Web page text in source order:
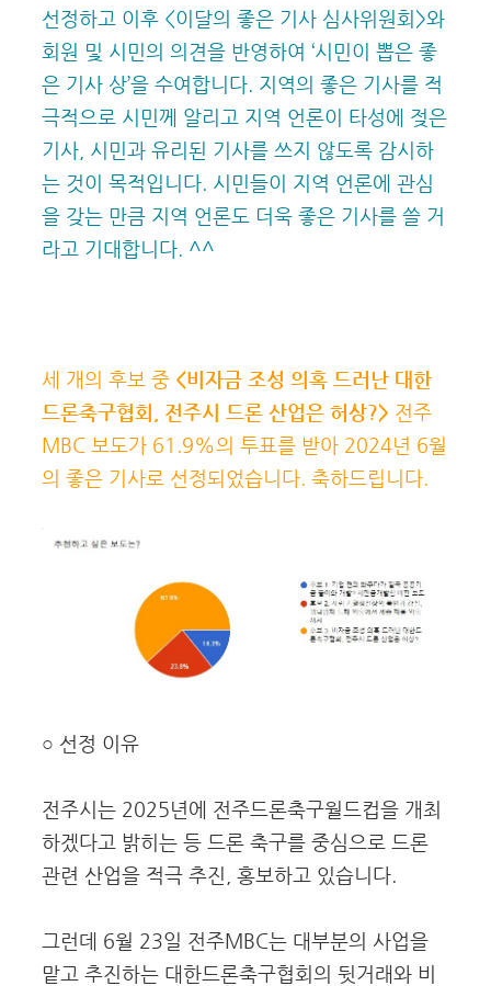
선정하고 이후 <이달의 좋은 기사 심사위원회 >와
회원 및 시민의 의견을 반영하여 ‘시민이 뽑은 좋
은 기사 상’을 수여합니다. 지역의 좋은 기사를 적
극적으로 시민께 알리고 지역 언론이 타성에 젖은
기사 시민과 유리된 기사를 쓰지 않도록 감시하
는 것이 목적입니다. 시민들이 지역 언론에 관심
을 갖는 만큼 지역 언론도 더욱 좋은 기사를 쓸 거
라고 기대합니다. ^^
세 개의 후보 중 <비자금 조성 의혹 드러난 대한
드론축구협회
전주시 드론 산업은 허상?> 전주
MBC 보도가 61.9%의 투표를 받아 2024년 6월
의 좋은 기사로 선정되었습니다. 축하드립니다.
○ 선정 이유
전주시는 2025년에 전주드론축구월드컵을 개최
하겠다고 밝히는 등 드론 축구를 중심으로 드론
관련 산업을 적극 추진, 홍보하고 있습니다.
그런데 6월 23일 전주MBC는 대부분의 사업을
맡고 추진하는 대한드론축구협회의 뒷거래와 비